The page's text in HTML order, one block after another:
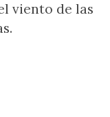
viento de las